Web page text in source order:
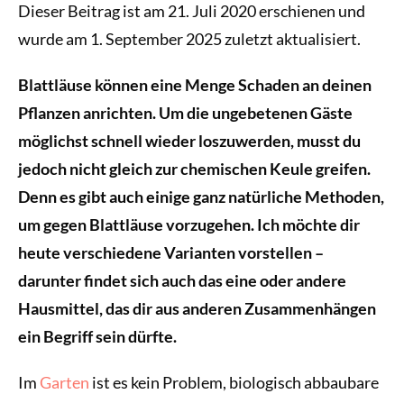
Dieser Beitrag ist am 21. Juli 2020 erschienen und
wurde am 1. September 2025 zuletzt aktualisiert.
Blattläuse können eine Menge Schaden an deinen
Pflanzen anrichten. Um die ungebetenen Gäste
möglichst schnell wieder loszuwerden, musst du
jedoch nicht gleich zur chemischen Keule greifen.
Denn es gibt auch einige ganz natürliche Methoden,
um gegen Blattläuse vorzugehen. Ich möchte dir
heute verschiedene Varianten vorstellen –
darunter findet sich auch das eine oder andere
Hausmittel, das dir aus anderen Zusammenhängen
ein Begriff sein dürfte.
ImGarten ist es kein Problem, biologisch abbaubare